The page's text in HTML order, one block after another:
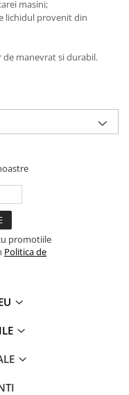
masini;
lichidul provenit din
de manevrat si durabil.
promotiile
Politica de